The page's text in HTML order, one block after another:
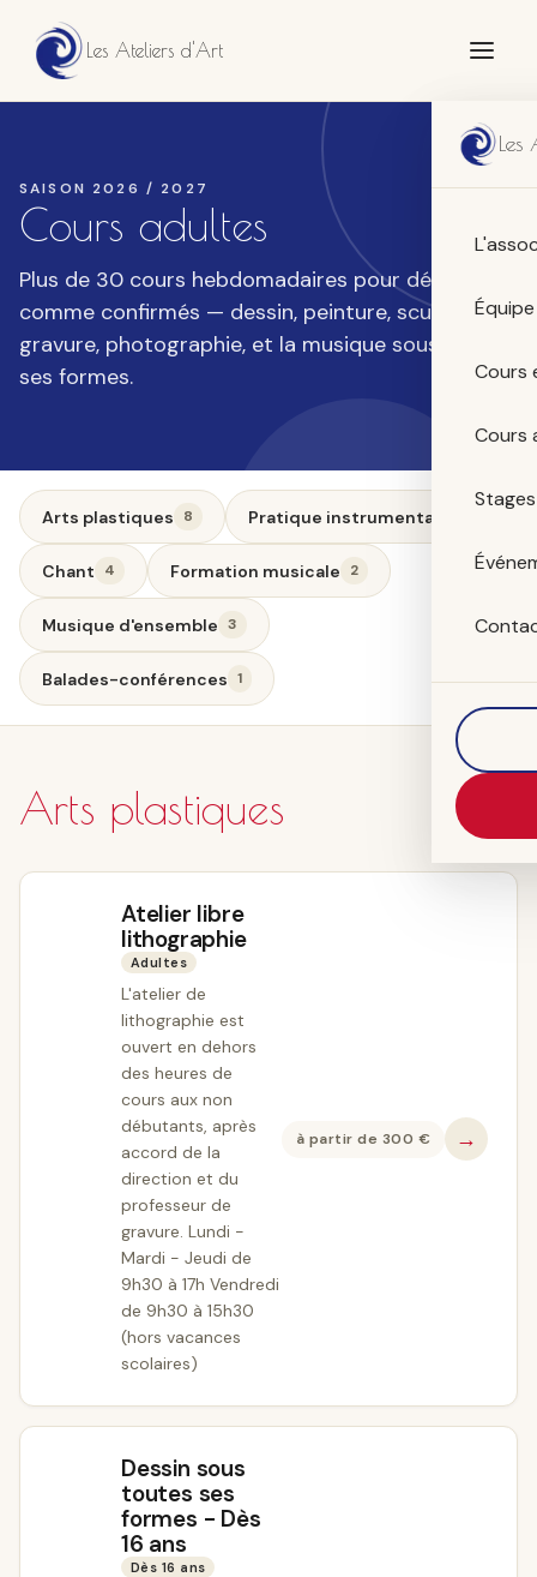
Les Ateliers d'Art
Les
Cours
Cours
Stages
SAISON 2026 / 2027
Cours adultes
Plus de 30 cours hebdomadaires pour débutants
comme confirmés — dessin, peinture, sculpture,
gravure, photographie, et la musique sous toutes
ses formes.
Arts plastiques 8 Pratique instrumentale
Chant 4 Formation musicale 2
Musique d'ensemble 3
Balades-conférences 1
Arts plastiques
Atelier libre
lithographie
Adultes
L'atelier de
lithographie est
ouvert en dehors
des heures de
cours aux non
débutants, après
accord de la
direction et du
professeur de
gravure. Lundi -
Mardi - Jeudi de
9h30 à 17h Vendredi
de 9h30 à 15h30
(hors vacances
scolaires)
à partir de 300 € →
Dessin sous
toutes ses
formes - Dès
16 ans
Dès 16 ans